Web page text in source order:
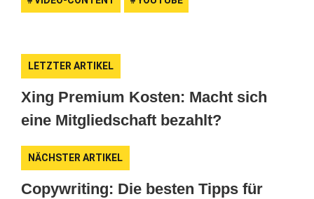
LETZTER ARTIKEL
Xing Premium Kosten: Macht sich
eine Mitgliedschaft bezahlt?
NÄCHSTER ARTIKEL
Copywriting: Die besten Tipps für